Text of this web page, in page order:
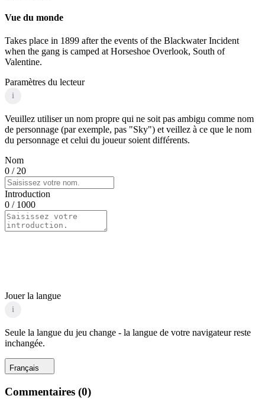
Vue du monde
Takes place in 1899 after the events of the Blackwater Incident
when the gang is camped at Horseshoe Overlook, South of
Valentine.
Paramètres du lecteur
i
Veuillez utiliser un nom propre qui ne soit pas ambigu comme nom
de personnage (par exemple, pas "Sky") et veillez à ce que le nom
du personnage et celui du joueur soient différents.
Nom
0 / 20
Introduction
0 / 1000
Jouer la langue
i
Seule la langue du jeu change - la langue de votre navigateur reste
inchangée.
Français
Commentaires (0)